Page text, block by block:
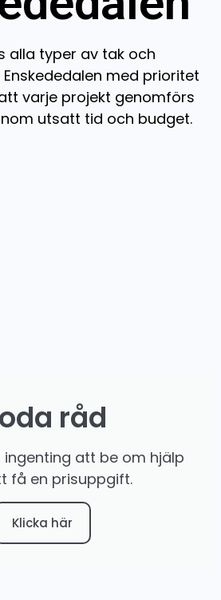
alla typer av tak och
med prioritet
varje projekt genomförs
utsatt tid och budget.
råd
ingenting att be om hjälp
få en prisuppgift.
Klicka här